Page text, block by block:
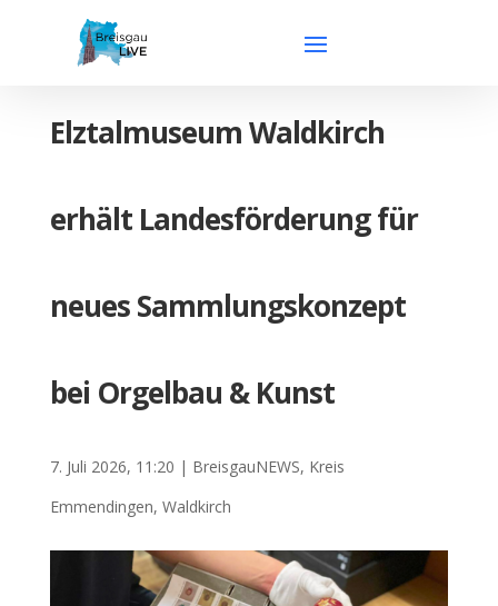
Elztalmuseum Waldkirch
erhält Landesförderung für
neues Sammlungskonzept
bei Orgelbau & Kunst
7. Juli 2026, 11:20 | BreisgauNEWS, Kreis
Emmendingen, Waldkirch